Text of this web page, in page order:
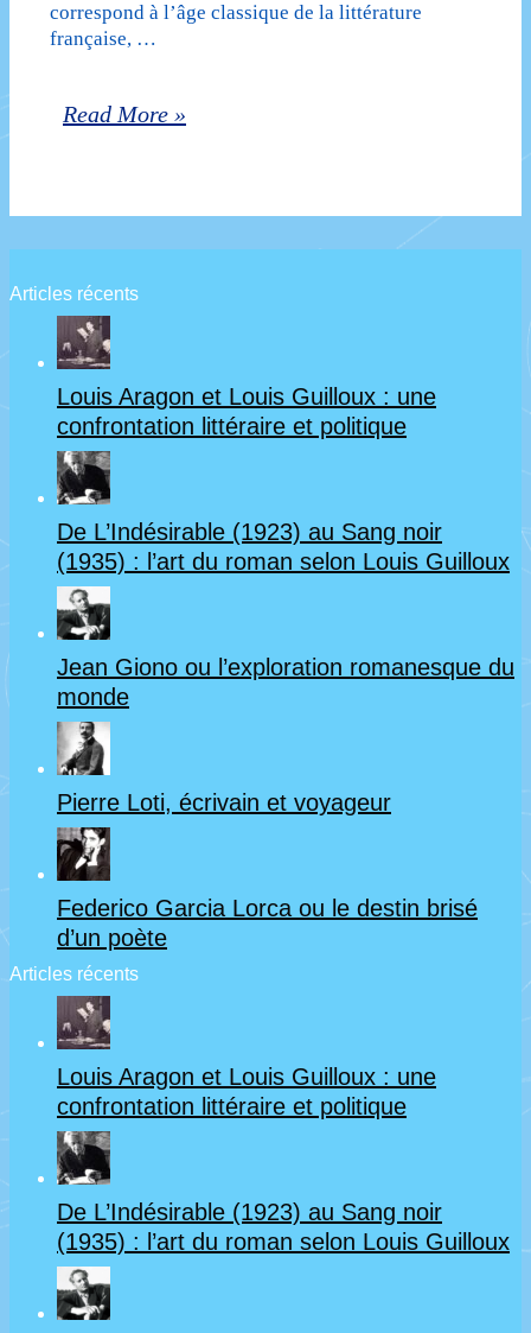
Bossuet
Boileau
(Cours
annulé
en
raison
de
la
situation
sanitaire
et
reporté
au
mardi
30
mars
2021)
correspond à l’âge classique de la littérature
française, …
Les
Siècle
la
littérature
française
à
l’Âge
classique
(1598-
1715)
:
3e
séance
–
Bossuet
;
Boileau
La
Fontaine
(Cours
annulé
en
raison
de
Read More »
Articles récents
Louis Aragon et Louis Guilloux : une
confrontation littéraire et politique
De L’Indésirable (1923) au Sang noir
(1935) : l’art du roman selon Louis Guilloux
Jean Giono ou l’exploration romanesque du
monde
Pierre Loti, écrivain et voyageur
Federico Garcia Lorca ou le destin brisé
d’un poète
Articles récents
Louis Aragon et Louis Guilloux : une
confrontation littéraire et politique
De L’Indésirable (1923) au Sang noir
(1935) : l’art du roman selon Louis Guilloux